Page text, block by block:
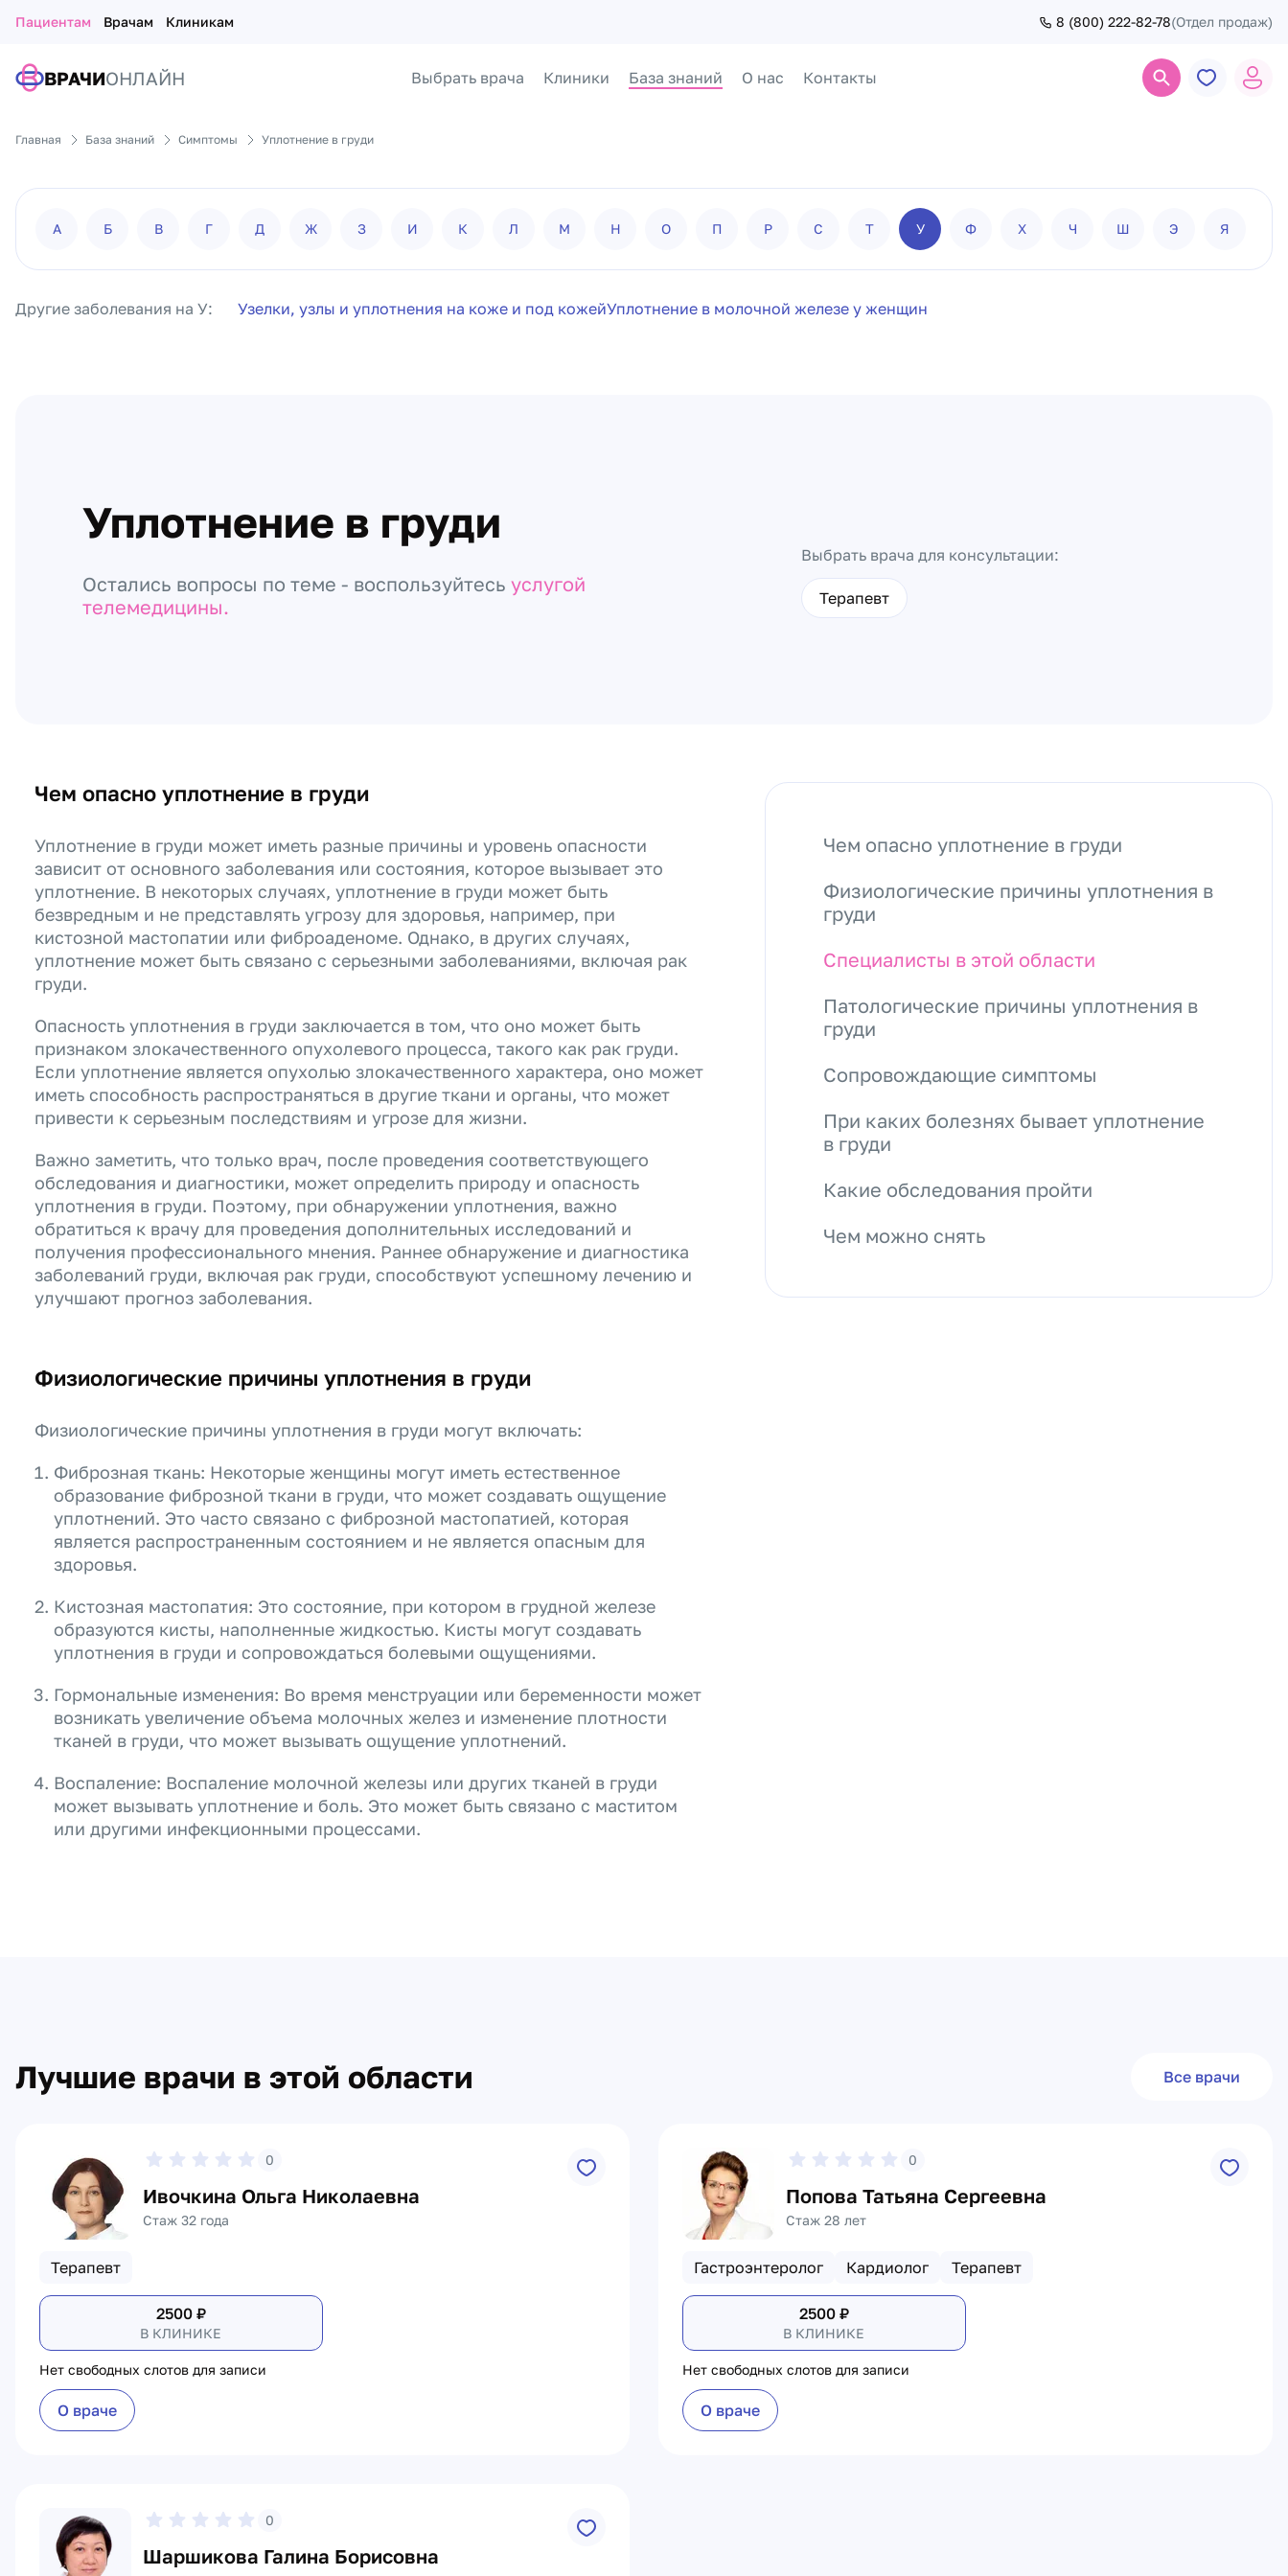
Пациентам Врачам Клиникам 8 (800) 222-82-78(Отдел продаж)
ВРАЧИОНЛАЙН Выбрать врача Клиники База знаний О нас Контакты
Главная База знаний Симптомы Уплотнение в груди
А Б В Г Д Ж З И К Л М Н О П Р С Т У Ф Х Ч Ш Э Я
Другие заболевания на У: Узелки, узлы и уплотнения на коже и под кожейУплотнение в молочной железе у женщин
Уплотнение в груди
Остались вопросы по теме - воспользуйтесь услугой
телемедицины.
Выбрать врача для консультации:
Терапевт
Чем опасно уплотнение в груди
Уплотнение в груди может иметь разные причины и уровень опасности
зависит от основного заболевания или состояния, которое вызывает это
уплотнение. В некоторых случаях, уплотнение в груди может быть
безвредным и не представлять угрозу для здоровья, например, при
кистозной мастопатии или фиброаденоме. Однако, в других случаях,
уплотнение может быть связано с серьезными заболеваниями, включая рак
груди.
Опасность уплотнения в груди заключается в том, что оно может быть
признаком злокачественного опухолевого процесса, такого как рак груди.
Если уплотнение является опухолью злокачественного характера, оно может
иметь способность распространяться в другие ткани и органы, что может
привести к серьезным последствиям и угрозе для жизни.
Важно заметить, что только врач, после проведения соответствующего
обследования и диагностики, может определить природу и опасность
уплотнения в груди. Поэтому, при обнаружении уплотнения, важно
обратиться к врачу для проведения дополнительных исследований и
получения профессионального мнения. Раннее обнаружение и диагностика
заболеваний груди, включая рак груди, способствуют успешному лечению и
улучшают прогноз заболевания.
Физиологические причины уплотнения в груди
Физиологические причины уплотнения в груди могут включать:
Фиброзная ткань: Некоторые женщины могут иметь естественное
образование фиброзной ткани в груди, что может создавать ощущение
уплотнений. Это часто связано с фиброзной мастопатией, которая
является распространенным состоянием и не является опасным для
здоровья.
Кистозная мастопатия: Это состояние, при котором в грудной железе
образуются кисты, наполненные жидкостью. Кисты могут создавать
уплотнения в груди и сопровождаться болевыми ощущениями.
Гормональные изменения: Во время менструации или беременности может
возникать увеличение объема молочных желез и изменение плотности
тканей в груди, что может вызывать ощущение уплотнений.
Воспаление: Воспаление молочной железы или других тканей в груди
может вызывать уплотнение и боль. Это может быть связано с маститом
или другими инфекционными процессами.
Чем опасно уплотнение в груди
Физиологические причины уплотнения в
груди
Специалисты в этой области
Патологические причины уплотнения в
груди
Сопровождающие симптомы
При каких болезнях бывает уплотнение
в груди
Какие обследования пройти
Чем можно снять
Лучшие врачи в этой области Все врачи
0
Ивочкина Ольга Николаевна
Стаж 32 года
Терапевт
2500₽
В КЛИНИКЕ
Нет свободных слотов для записи
О враче
0
Попова Татьяна Сергеевна
Стаж 28 лет
Гастроэнтеролог Кардиолог Терапевт
2500₽
В КЛИНИКЕ
Нет свободных слотов для записи
О враче
0
Шаршикова Галина Борисовна